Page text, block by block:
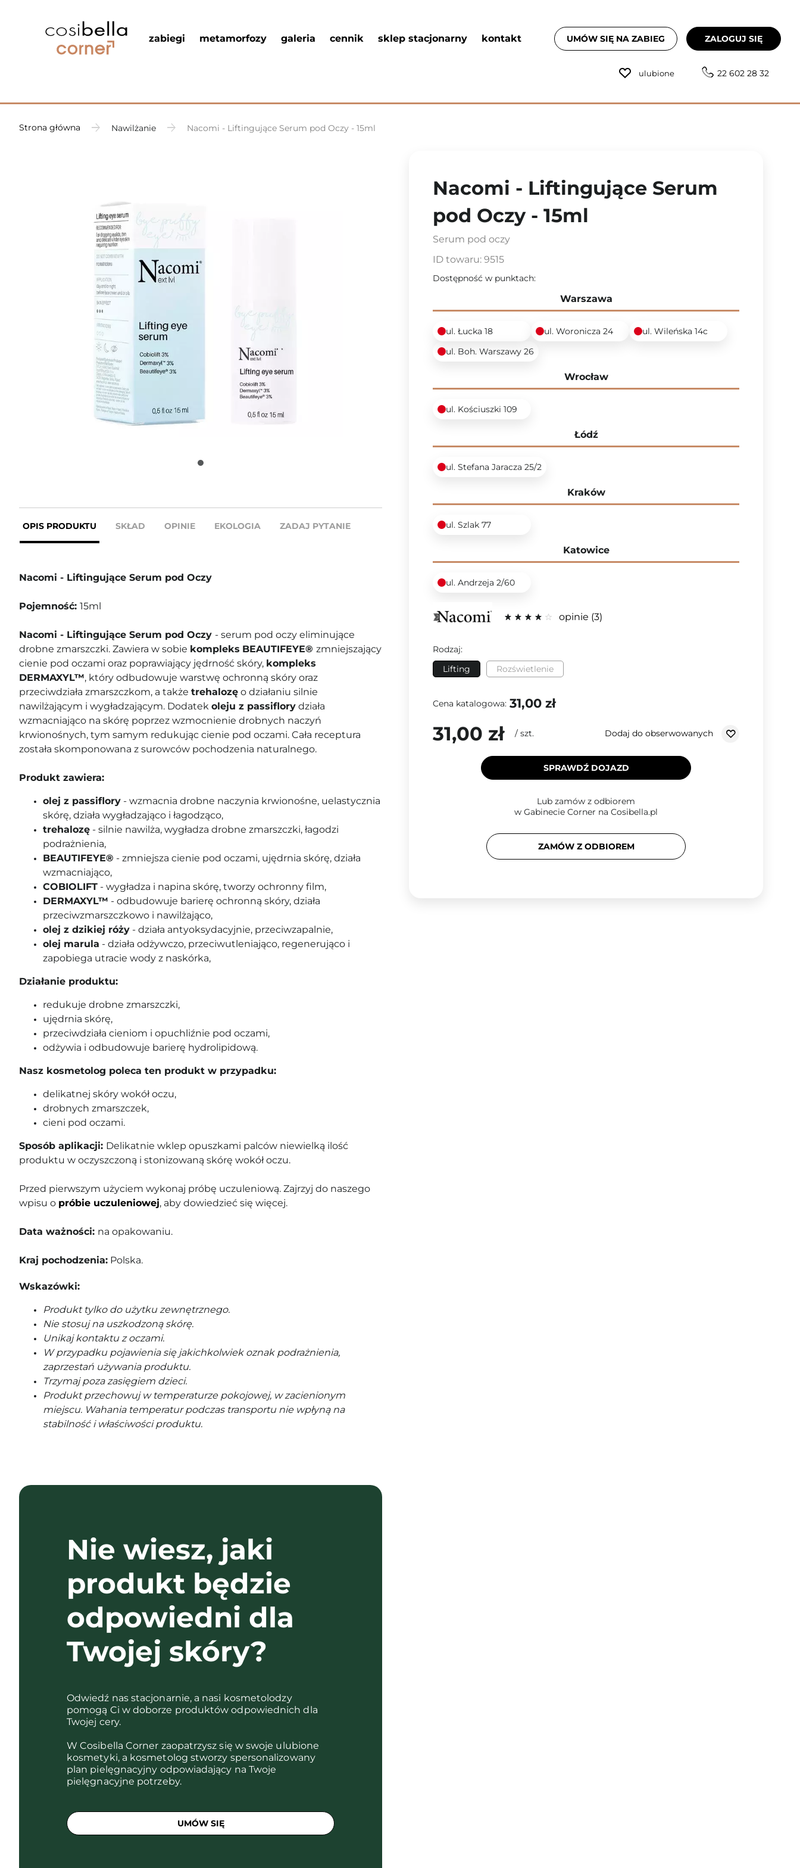
zabiegi metamorfozy galeria cennik sklep stacjonarny kontakt UMÓW SIĘ NA ZABIEG ZALOGUJ SIĘ
ulubione 22 602 28 32
Strona główna Nawilżanie Nacomi - Liftingujące Serum pod Oczy - 15ml
OPIS PRODUKTU SKŁAD OPINIE EKOLOGIA ZADAJ PYTANIE
Nacomi - Liftingujące Serum pod Oczy
Pojemność: 15ml
Nacomi - Liftingujące Serum pod Oczy - serum pod oczy eliminujące
drobne zmarszczki. Zawiera w sobie kompleks BEAUTIFEYE® zmniejszający
cienie pod oczami oraz poprawiający jędrność skóry, kompleks
DERMAXYL™, który odbudowuje warstwę ochronną skóry oraz
przeciwdziała zmarszczkom, a także trehalozę o działaniu silnie
nawilżającym i wygładzającym. Dodatek oleju z passiflory działa
wzmacniająco na skórę poprzez wzmocnienie drobnych naczyń
krwionośnych, tym samym redukując cienie pod oczami. Cała receptura
została skomponowana z surowców pochodzenia naturalnego.
Produkt zawiera:
olej z passiflory - wzmacnia drobne naczynia krwionośne, uelastycznia
skórę, działa wygładzająco i łagodząco,
trehalozę - silnie nawilża, wygładza drobne zmarszczki, łagodzi
podrażnienia,
BEAUTIFEYE® - zmniejsza cienie pod oczami, ujędrnia skórę, działa
wzmacniająco,
COBIOLIFT - wygładza i napina skórę, tworzy ochronny film,
DERMAXYL™ - odbudowuje barierę ochronną skóry, działa
przeciwzmarszczkowo i nawilżająco,
olej z dzikiej róży - działa antyoksydacyjnie, przeciwzapalnie,
olej marula - działa odżywczo, przeciwutleniająco, regenerująco i
zapobiega utracie wody z naskórka,
Działanie produktu:
redukuje drobne zmarszczki,
ujędrnia skórę,
przeciwdziała cieniom i opuchliźnie pod oczami,
odżywia i odbudowuje barierę hydrolipidową.
Nasz kosmetolog poleca ten produkt w przypadku:
delikatnej skóry wokół oczu,
drobnych zmarszczek,
cieni pod oczami.
Sposób aplikacji: Delikatnie wklep opuszkami palców niewielką ilość
produktu w oczyszczoną i stonizowaną skórę wokół oczu.
Przed pierwszym użyciem wykonaj próbę uczuleniową. Zajrzyj do naszego
wpisu o próbie uczuleniowej, aby dowiedzieć się więcej.
Data ważności: na opakowaniu.
Kraj pochodzenia: Polska.
Wskazówki:
Produkt tylko do użytku zewnętrznego.
Nie stosuj na uszkodzoną skórę.
Unikaj kontaktu z oczami.
W przypadku pojawienia się jakichkolwiek oznak podrażnienia,
zaprzestań używania produktu.
Trzymaj poza zasięgiem dzieci.
Produkt przechowuj w temperaturze pokojowej, w zacienionym
miejscu. Wahania temperatur podczas transportu nie wpłyną na
stabilność i właściwości produktu.
Nie wiesz, jaki
produkt będzie
odpowiedni dla
Twojej skóry?
Odwiedź nas stacjonarnie, a nasi kosmetolodzy
pomogą Ci w doborze produktów odpowiednich dla
Twojej cery.
W Cosibella Corner zaopatrzysz się w swoje ulubione
kosmetyki, a kosmetolog stworzy spersonalizowany
plan pielęgnacyjny odpowiadający na Twoje
pielęgnacyjne potrzeby.
UMÓW SIĘ
Nacomi - Liftingujące Serum
pod Oczy - 15ml
Serum pod oczy
ID towaru: 9515
Dostępność w punktach:
Warszawa
ul. Łucka 18 ul. Woronicza 24
ul. Wileńska 14c
ul. Boh. Warszawy 26
Wrocław
ul. Kościuszki 109
Łódź
ul. Stefana Jaracza 25/2
Kraków
ul. Szlak 77
Katowice
ul. Andrzeja 2/60
opinie 3
Rodzaj:
Lifting
Rozświetlenie
Cena katalogowa: 31,00 zł
31,00 zł / szt. Dodaj do obserwowanych
SPRAWDŹ DOJAZD
Lub zamów z odbiorem
w Gabinecie Corner na Cosibella.pl
ZAMÓW Z ODBIOREM